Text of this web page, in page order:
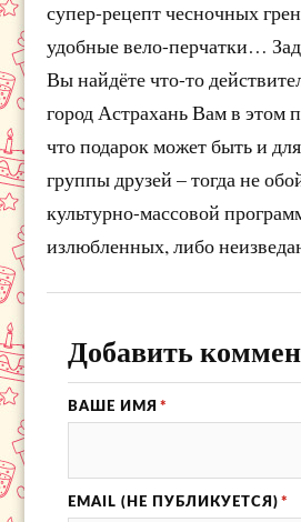
супер-рецепт чесночных
удобные вело-перчатки…
Вы найдёте что-то
город Астрахань Вам в этом
что подарок может быть и
группы друзей – тогда не
культурно-массовой
излюбленных, либо
Добавить
ВАШЕ ИМЯ *
EMAIL (НЕ ПУБЛИКУЕТСЯ) *